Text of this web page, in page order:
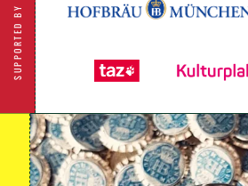
SUPPORTED BY